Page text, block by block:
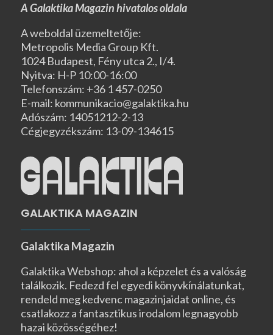
A Galaktika Magazin hivatalos oldala
A weboldal üzemeltetője:
Metropolis Media Group Kft.
1024 Budapest, Fény utca 2., I/4.
Nyitva: H-P 10:00-16:00
Telefonszám: +36 1 457-0250
E-mail: kommunikacio@galaktika.hu
Adószám: 14051212-2-13
Cégjegyzékszám: 13-09-134615
GALAKTIKA MAGAZIN
Galaktika Magazin
Galaktika Webshop: ahol a képzelet és a valóság
találkozik. Fedezd fel egyedi könyvkínálatunkat,
rendeld meg kedvenc magazinjaidat online, és
csatlakozz a fantasztikus irodalom legnagyobb
hazai közösségéhez!